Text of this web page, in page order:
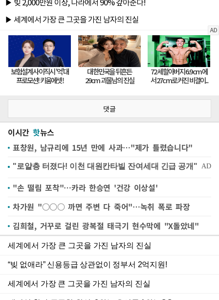
댓글
이시간 핫뉴스
표창원, 남규리에 15년 만에 사과…"제가 틀렸습니다"
"손 떨림 포착"…카라 한승연 '건강 이상설'
차가원 "○○○ 까면 주변 다 죽어"…녹취 폭로 파장
김희철, 거꾸로 걸린 광복절 태극기 현수막에 "X돌았네"